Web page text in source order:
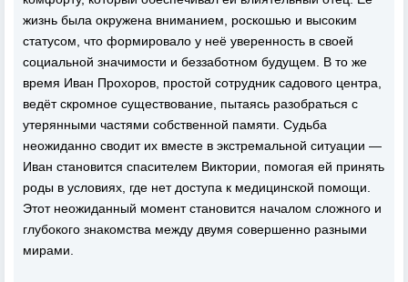
жизнь была окружена вниманием, роскошью и высоким
статусом, что формировало у неё уверенность в своей
социальной значимости и беззаботном будущем. В то же
время Иван Прохоров, простой сотрудник садового центра,
ведёт скромное существование, пытаясь разобраться с
утерянными частями собственной памяти. Судьба
неожиданно сводит их вместе в экстремальной ситуации —
Иван становится спасителем Виктории, помогая ей принять
роды в условиях, где нет доступа к медицинской помощи.
Этот неожиданный момент становится началом сложного и
глубокого знакомства между двумя совершенно разными
мирами.